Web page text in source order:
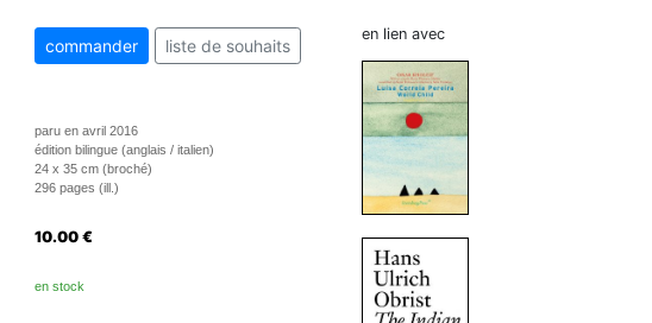
commander liste de souhaits
paru en avril 2016
édition bilingue (anglais / italien)
24 x 35 cm (broché)
296 pages (ill.)
10.00 €
en stock
en lien avec